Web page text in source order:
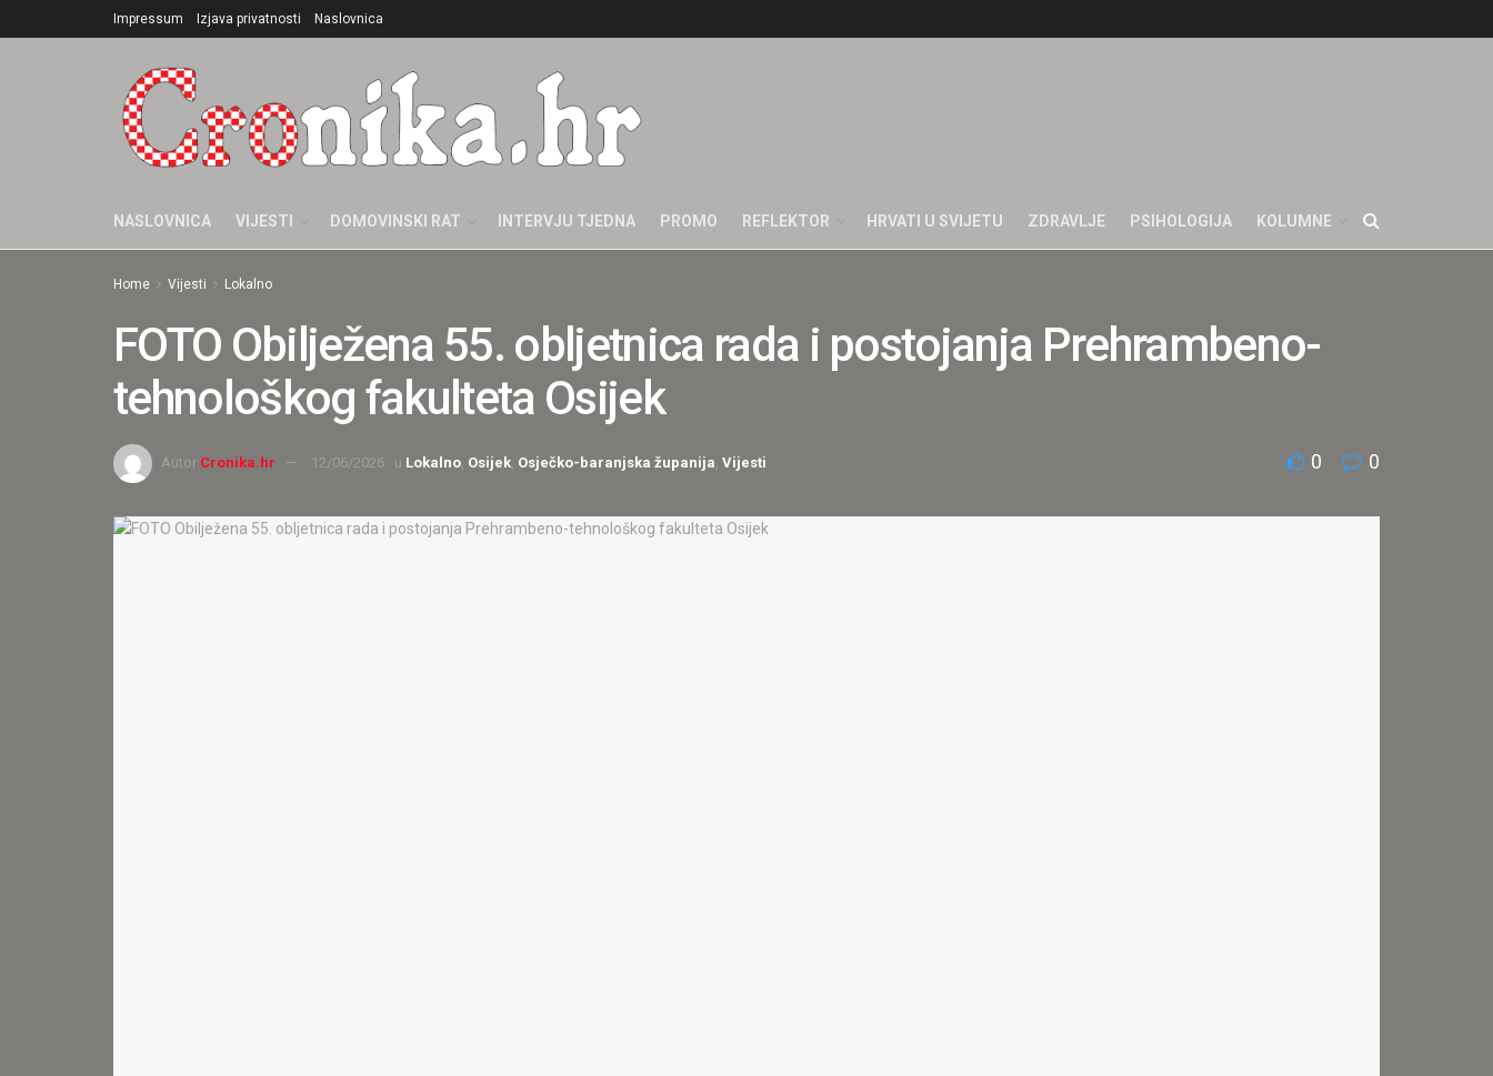
Impressum Izjava privatnosti Naslovnica
NASLOVNICA VIJESTI DOMOVINSKI RAT INTERVJU TJEDNA PROMO REFLEKTOR HRVATI U SVIJETU ZDRAVLJE PSIHOLOGIJA KOLUMNE
Home Vijesti Lokalno
FOTO Obilježena 55. obljetnica rada i postojanja Prehrambeno-
tehnološkog fakulteta Osijek
Autor Cronika.hr 12/06/2026 u Lokalno Osijek Osječko-baranjska županija Vijesti 0 0